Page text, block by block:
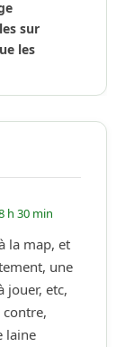
sur
les
h 30 min
la map, et
une
jouer, etc,
laine